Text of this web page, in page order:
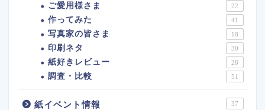
ご愛用様さま 22
作ってみた 41
写真家の皆さま 18
印刷ネタ 30
紙好きレビュー 28
調査・比較 51
紙イベント情報 37